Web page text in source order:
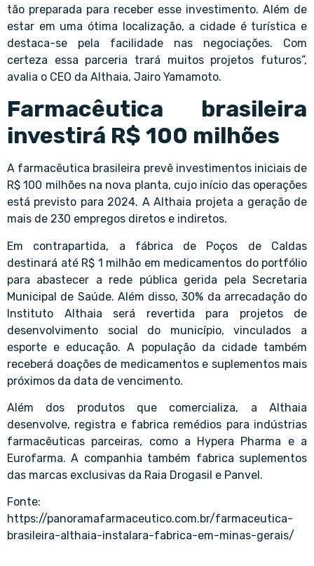
tão preparada para receber esse investimento. Além de
estar em uma ótima localização, a cidade é turística e
destaca-se pela facilidade nas negociações. Com
certeza essa parceria trará muitos projetos futuros”,
avalia o CEO da Althaia, Jairo Yamamoto.
Farmacêutica brasileira
investirá R$ 100 milhões
A farmacêutica brasileira prevê investimentos iniciais de
R$ 100 milhões na nova planta, cujo início das operações
está previsto para 2024. A Althaia projeta a geração de
mais de 230 empregos diretos e indiretos.
Em contrapartida, a fábrica de Poços de Caldas
destinará até R$ 1 milhão em medicamentos do portfólio
para abastecer a rede pública gerida pela Secretaria
Municipal de Saúde. Além disso, 30% da arrecadação do
Instituto Althaia será revertida para projetos de
desenvolvimento social do município, vinculados a
esporte e educação. A população da cidade também
receberá doações de medicamentos e suplementos mais
próximos da data de vencimento.
Além dos produtos que comercializa, a Althaia
desenvolve, registra e fabrica remédios para indústrias
farmacêuticas parceiras, como a Hypera Pharma e a
Eurofarma. A companhia também fabrica suplementos
das marcas exclusivas da Raia Drogasil e Panvel.
Fonte:
https://panoramafarmaceutico.com.br/farmaceutica-
brasileira-althaia-instalara-fabrica-em-minas-gerais/